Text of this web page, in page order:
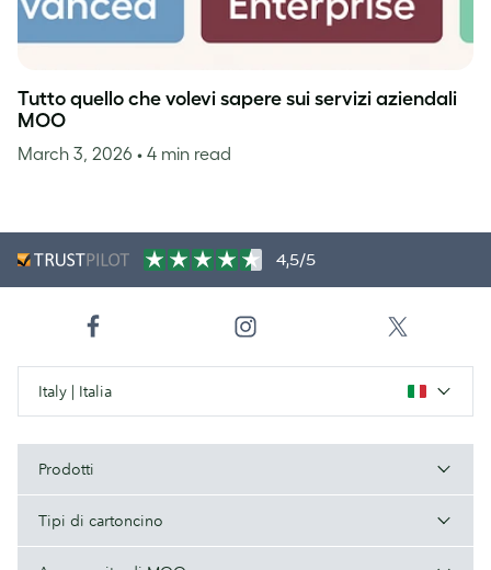
Tutto quello che volevi sapere sui servizi aziendali
MOO
March 3, 2026 • 4 min read
4,5/5
Italy | Italia
Prodotti
Tipi di cartoncino